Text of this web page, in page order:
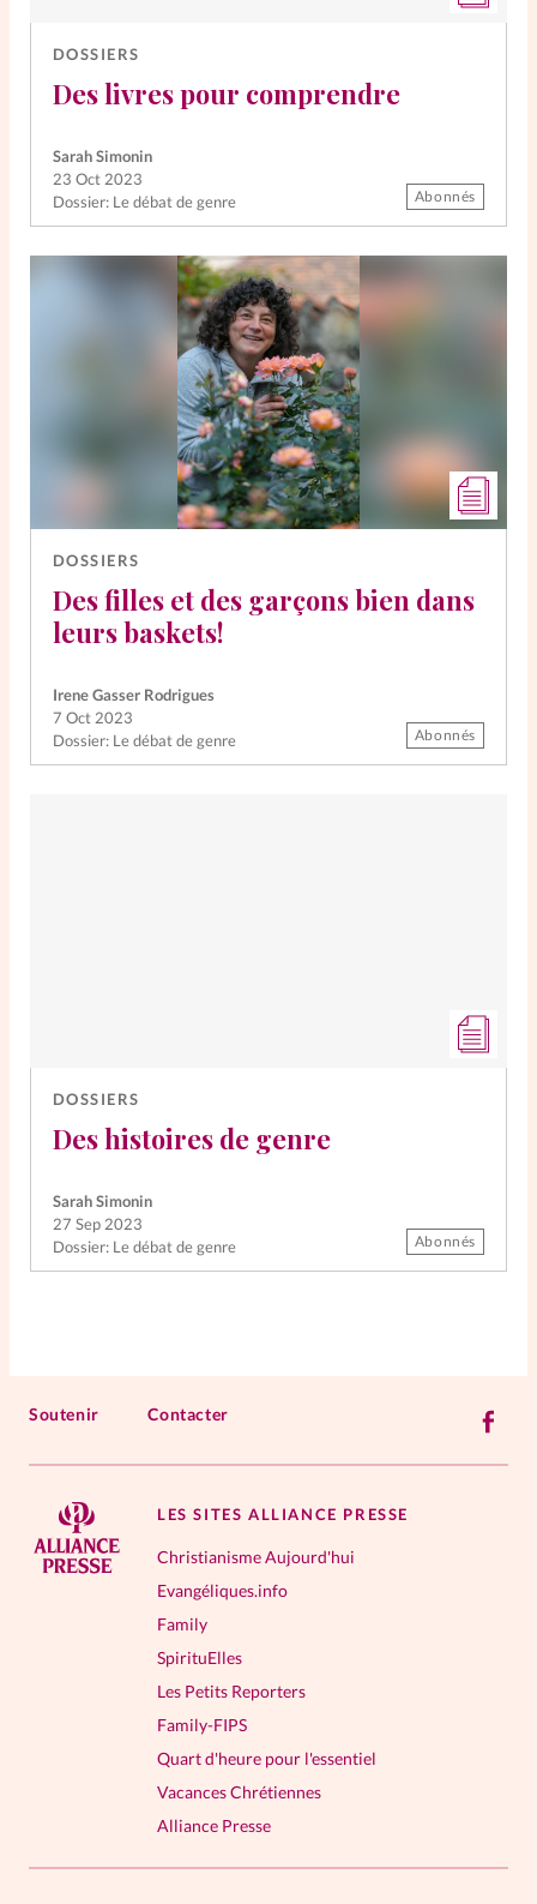
DOSSIERS
Des livres pour comprendre
Dossier: Le débat de genre
Sarah Simonin
23 Oct 2023
Abonnés
DOSSIERS
Des filles et des garçons bien dans
leurs baskets!
Dossier: Le débat de genre
Irene Gasser Rodrigues
7 Oct 2023
Abonnés
DOSSIERS
Des histoires de genre
Dossier: Le débat de genre
Sarah Simonin
27 Sep 2023
Abonnés
Soutenir Contacter
LES SITES ALLIANCE PRESSE
Christianisme Aujourd'hui
Evangéliques.info
Family
SpirituElles
Les Petits Reporters
Family-FIPS
Quart d'heure pour l'essentiel
Vacances Chrétiennes
Alliance Presse